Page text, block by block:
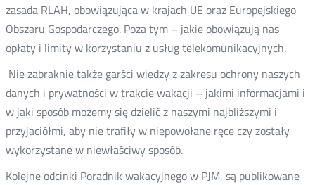
zasada RLAH, obowiązująca w krajach UE oraz Europejskiego
Obszaru Gospodarczego. Poza tym – jakie obowiązują nas
opłaty i limity w korzystaniu z usług telekomunikacyjnych.
Nie zabraknie także garści wiedzy z zakresu ochrony naszych
danych i prywatności w trakcie wakacji – jakimi informacjami i
w jaki sposób możemy się dzielić z naszymi najbliższymi i
przyjaciółmi, aby nie trafiły w niepowołane ręce czy zostały
wykorzystane w niewłaściwy sposób.
Kolejne odcinki Poradnik wakacyjnego w PJM, są publikowane